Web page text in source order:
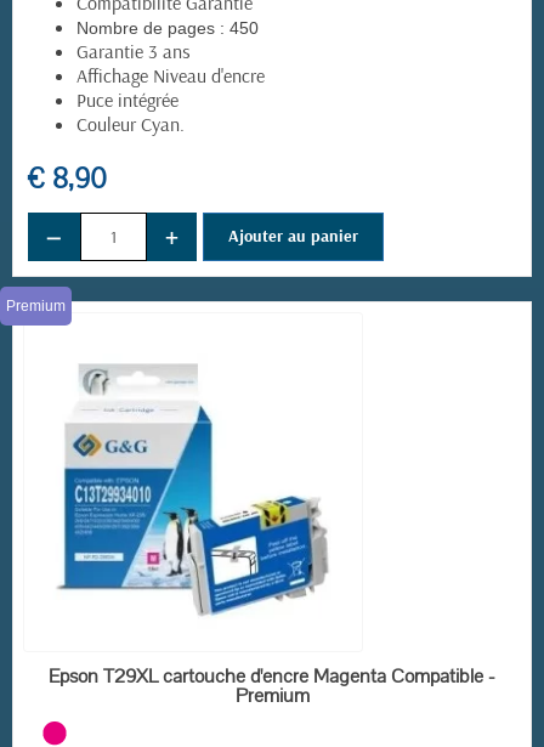
Nombre de pages : 450
Garantie 3 ans
Affichage Niveau d'encre
Puce intégrée
Couleur Cyan.
€ 8,90
− + Ajouter au panier
EN STOCK
Premium
Epson T29XL cartouche d'encre Magenta Compatible -
Premium